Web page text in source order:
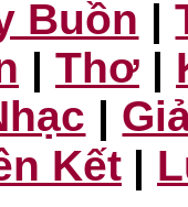
Buồn |
| Thơ |
|
Kết |